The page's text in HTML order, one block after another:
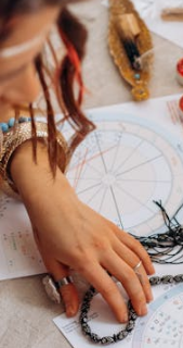
(2021., 2023. i 2025.
Raspivano Bibinje
najvažnijih susreta
dalmatinske
iskreni pljesak
Organizatori,
d.o.o., pozivaju sve
8. kolovoza, dođu
nezaboravne
sponzor susreta
županija.